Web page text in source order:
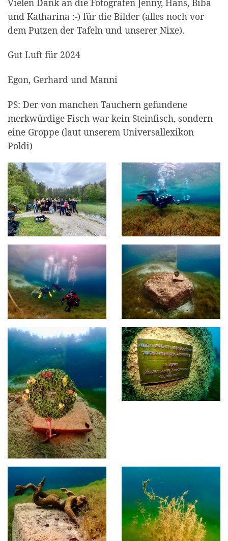
und Katharina :-) für die Bilder (alles noch vor
dem Putzen der Tafeln und unserer Nixe).
Gut Luft für 2024
Egon, Gerhard und Manni
PS: Der von manchen Tauchern gefundene
merkwürdige Fisch war kein Steinfisch, sondern
eine Groppe (laut unserem Universallexikon
Poldi)